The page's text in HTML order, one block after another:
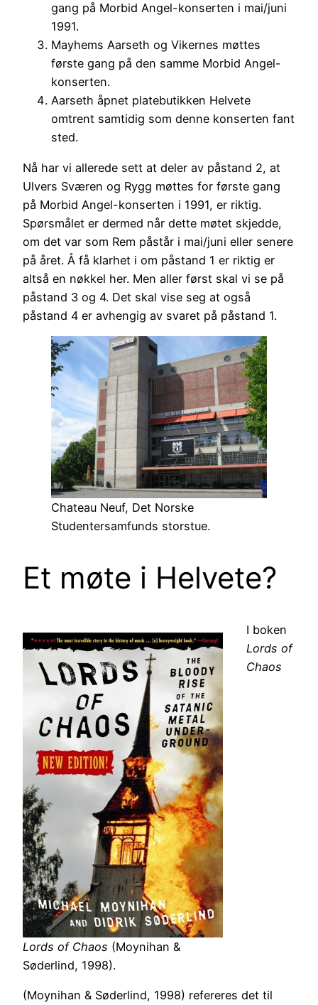
gang på Morbid Angel-konserten i mai/juni
1991.
Mayhems Aarseth og Vikernes møttes
første gang på den samme Morbid Angel-
konserten.
Aarseth åpnet platebutikken Helvete
omtrent samtidig som denne konserten fant
sted.
Nå har vi allerede sett at deler av påstand 2, at
Ulvers Sværen og Rygg møttes for første gang
på Morbid Angel-konserten i 1991, er riktig.
Spørsmålet er dermed når dette møtet skjedde,
om det var som Rem påstår i mai/juni eller senere
på året. Å få klarhet i om påstand 1 er riktig er
altså en nøkkel her. Men aller først skal vi se på
påstand 3 og 4. Det skal vise seg at også
påstand 4 er avhengig av svaret på påstand 1.
Chateau Neuf, Det Norske
Studentersamfunds storstue.
Et møte i Helvete?
Lords of Chaos (Moynihan &
Søderlind, 1998).
I boken
Lords of
Chaos
(Moynihan & Søderlind, 1998) refereres det til